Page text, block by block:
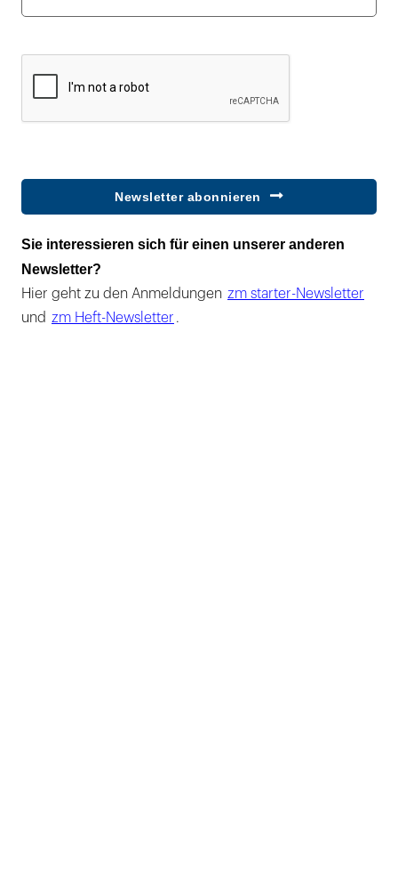
Newsletter abonnieren
Sie interessieren sich für einen unserer anderen
Newsletter?
Hier geht zu den Anmeldungen zm starter-Newsletter
und zm Heft-Newsletter .